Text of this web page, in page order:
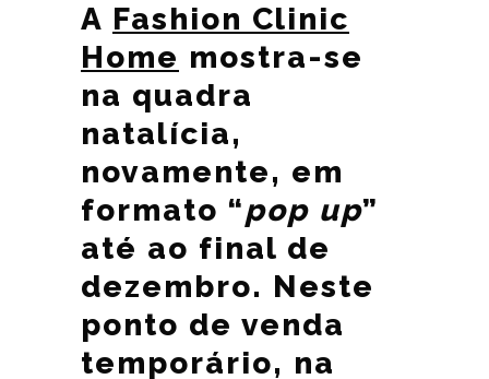
A Fashion Clinic
Home mostra-se
na quadra
natalícia,
novamente, em
formato “pop up”
até ao final de
dezembro. Neste
ponto de venda
temporário, na